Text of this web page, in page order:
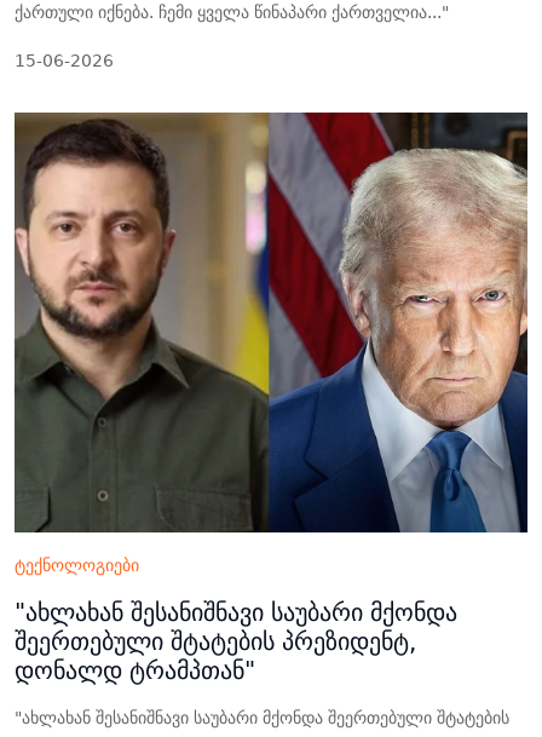
ქართული იქნება. ჩემი ყველა წინაპარი ქართველია..."
15-06-2026
ტექნოლოგიები
"ახლახან შესანიშნავი საუბარი მქონდა
შეერთებული შტატების პრეზიდენტ,
დონალდ ტრამპთან"
"ახლახან შესანიშნავი საუბარი მქონდა შეერთებული შტატების